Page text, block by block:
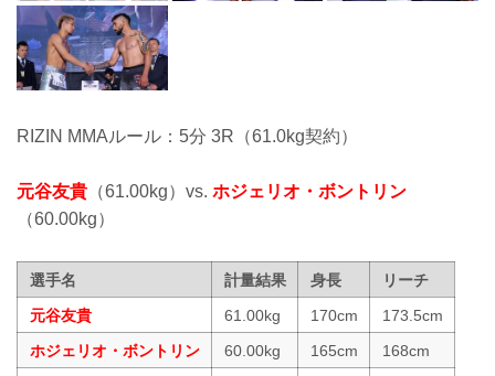
RIZIN MMAルール：5分 3R（61.0kg契約）
元谷友貴 （61.00kg）vs. ホジェリオ・ボントリン
（60.00kg）
選手名 計量結果 身長
リーチ
元谷友貴
61.00kg 170cm
173.5cm
ホジェリオ・ボントリン
60.00kg 165cm
168cm